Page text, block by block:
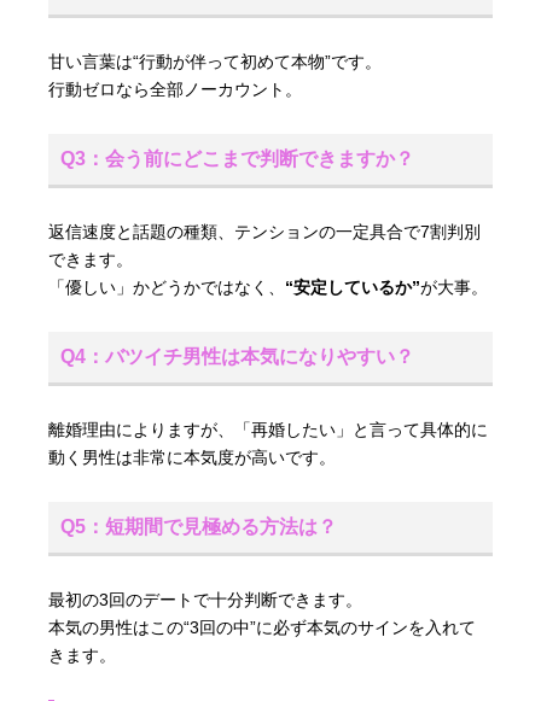
甘い言葉は“行動が伴って初めて本物”です。
行動ゼロなら全部ノーカウント。
Q3：会う前にどこまで判断できますか？
返信速度と話題の種類、テンションの一定具合で7割判別
できます。
「優しい」かどうかではなく、 “安定しているか”が大事。
Q4：バツイチ男性は本気になりやすい？
離婚理由によりますが、「再婚したい」と言って具体的に
動く男性は非常に本気度が高いです。
Q5：短期間で見極める方法は？
最初の3回のデートで十分判断できます。
本気の男性はこの“3回の中”に必ず本気のサインを入れて
きます。